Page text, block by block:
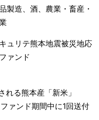
製造、酒、農業・畜産・
ュリテ熊本地震被災地応
ァンド
れる熊本産「新米」
ァンド期間中に1回送付